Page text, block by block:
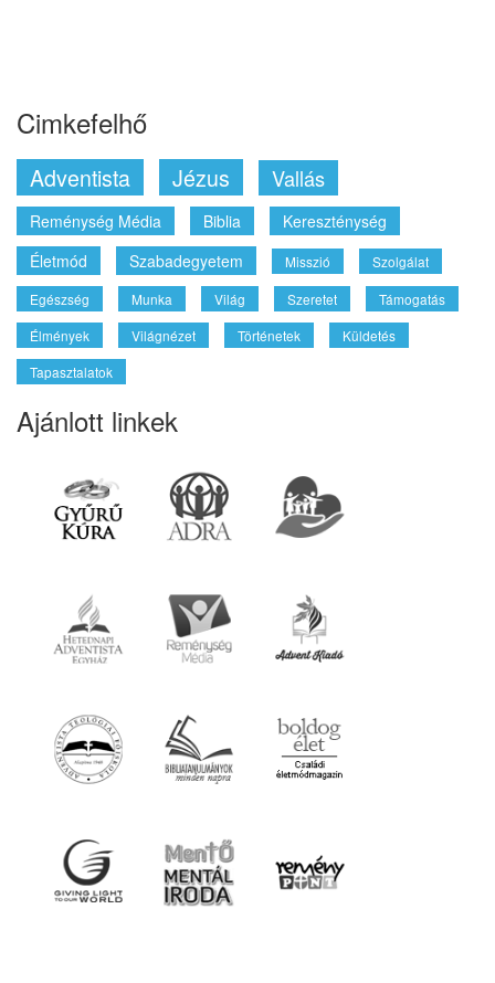
Cimkefelhő
Adventista Jézus Vallás
Reménység Média Biblia
Kereszténység
Életmód
Szabadegyetem Misszió
Szolgálat
Egészség
Munka Világ Szeretet
Támogatás
Élmények
Világnézet Történetek
Küldetés
Tapasztalatok
Ajánlott linkek